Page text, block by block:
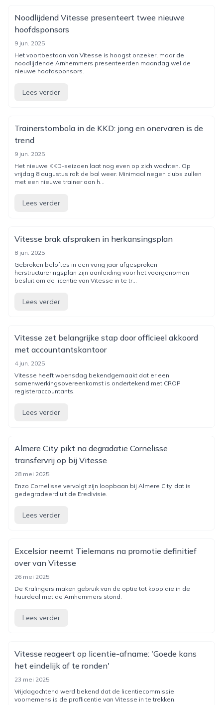
Noodlijdend Vitesse presenteert twee nieuwe
hoofdsponsors
9 jun. 2025
Het voortbestaan van Vitesse is hoogst onzeker, maar de
noodlijdende Arnhemmers presenteerden maandag wel de
nieuwe hoofdsponsors.
Lees verder
Trainerstombola in de KKD: jong en onervaren is de
trend
9 jun. 2025
Het nieuwe KKD-seizoen laat nog even op zich wachten. Op
vrijdag 8 augustus rolt de bal weer. Minimaal negen clubs zullen
met een nieuwe trainer aan h...
Lees verder
Vitesse brak afspraken in herkansingsplan
8 jun. 2025
Gebroken beloftes in een vorig jaar afgesproken
herstructureringsplan zijn aanleiding voor het voorgenomen
besluit om de licentie van Vitesse in te tr...
Lees verder
Vitesse zet belangrijke stap door officieel akkoord
met accountantskantoor
4 jun. 2025
Vitesse heeft woensdag bekendgemaakt dat er een
samenwerkingsovereenkomst is ondertekend met CROP
registeraccountants.
Lees verder
Almere City pikt na degradatie Cornelisse
transfervrij op bij Vitesse
28 mei 2025
Enzo Cornelisse vervolgt zijn loopbaan bij Almere City, dat is
gedegradeerd uit de Eredivisie.
Lees verder
Excelsior neemt Tielemans na promotie definitief
over van Vitesse
26 mei 2025
De Kralingers maken gebruik van de optie tot koop die in de
huurdeal met de Arnhemmers stond.
Lees verder
Vitesse reageert op licentie-afname: 'Goede kans
het eindelijk af te ronden'
23 mei 2025
Vrijdagochtend werd bekend dat de licentiecommissie
voornemens is de proflicentie van Vitesse in te trekken.